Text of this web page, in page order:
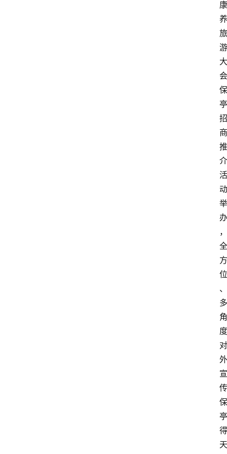
康
养
旅
游
大
会
保
亭
招
商
推
介
活
动
举
办
，
全
方
位
、
多
角
度
对
外
宣
传
保
亭
得
天